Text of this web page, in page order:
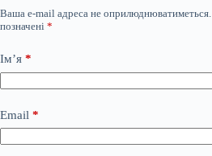
Ваша e-mail адреса не оприлюднюватиметься.
позначені *
Ім’я *
Email *